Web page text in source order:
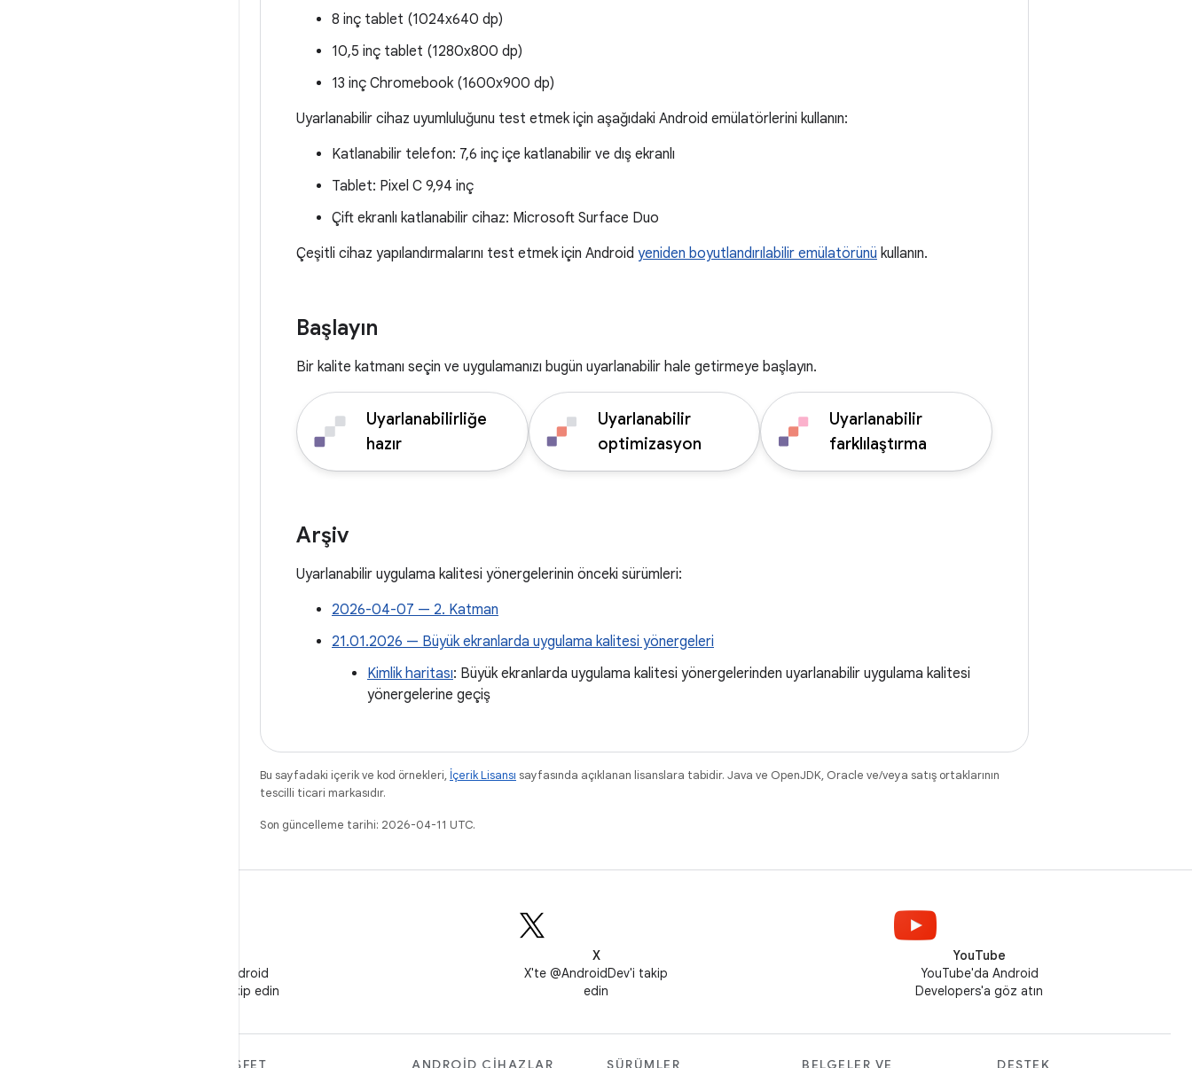
8 inç tablet (1024x640 dp)
10,5 inç tablet (1280x800 dp)
13 inç Chromebook (1600x900 dp)
Uyarlanabilir cihaz uyumluluğunu test etmek için aşağıdaki Android emülatörlerini kullanın:
Katlanabilir telefon: 7,6 inç içe katlanabilir ve dış ekranlı
Tablet: Pixel C 9,94 inç
Çift ekranlı katlanabilir cihaz: Microsoft Surface Duo
Çeşitli cihaz yapılandırmalarını test etmek için Android yeniden boyutlandırılabilir emülatörünü kullanın.
Başlayın
Bir kalite katmanı seçin ve uygulamanızı bugün uyarlanabilir hale getirmeye başlayın.
Uyarlanabilirliğe
hazır
Uyarlanabilir
optimizasyon
Uyarlanabilir
farklılaştırma
Arşiv
Uyarlanabilir uygulama kalitesi yönergelerinin önceki sürümleri:
2026-04-07 — 2. Katman
21.01.2026 — Büyük ekranlarda uygulama kalitesi yönergeleri
Kimlik haritası: Büyük ekranlarda uygulama kalitesi yönergelerinden uyarlanabilir uygulama kalitesi
yönergelerine geçiş
Bu sayfadaki içerik ve kod örnekleri, İçerik Lisansı sayfasında açıklanan lisanslara tabidir. Java ve OpenJDK, Oracle ve/veya satış ortaklarının
tescilli ticari markasıdır.
Son güncelleme tarihi: 2026-04-11 UTC.
WeChat'te Android
Developers'ı takip edin
X
X'te @AndroidDev'i takip
edin
YouTube
YouTube'da Android
Developers'a göz atın
KEŞFET ANDROID CIHAZLAR SÜRÜMLER BELGELER VE DESTEK